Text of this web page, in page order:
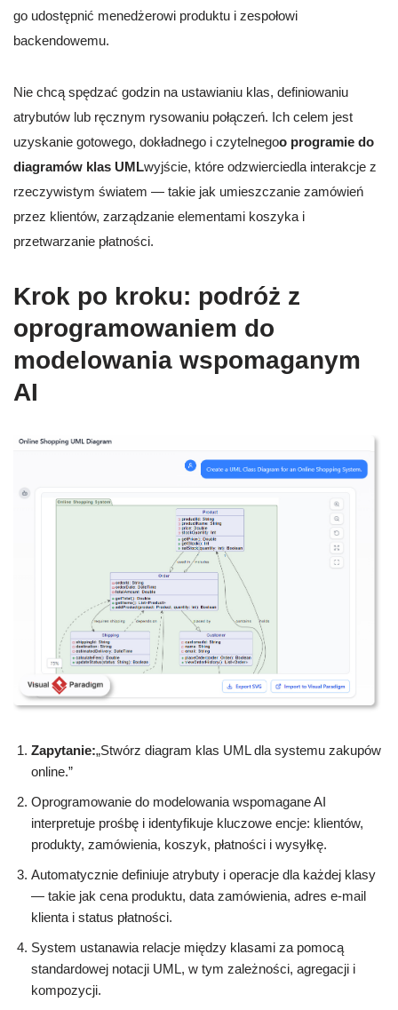
go udostępnić menedżerowi produktu i zespołowi
backendowemu.
Nie chcą spędzać godzin na ustawianiu klas, definiowaniu
atrybutów lub ręcznym rysowaniu połączeń. Ich celem jest
uzyskanie gotowego, dokładnego i czytelnegoo programie do
diagramów klas UMLwyjście, które odzwierciedla interakcje z
rzeczywistym światem — takie jak umieszczanie zamówień
przez klientów, zarządzanie elementami koszyka i
przetwarzanie płatności.
Krok po kroku: podróż z
oprogramowaniem do
modelowania wspomaganym
AI
Zapytanie:„Stwórz diagram klas UML dla systemu zakupów
online.”
Oprogramowanie do modelowania wspomagane AI
interpretuje prośbę i identyfikuje kluczowe encje: klientów,
produkty, zamówienia, koszyk, płatności i wysyłkę.
Automatycznie definiuje atrybuty i operacje dla każdej klasy
— takie jak cena produktu, data zamówienia, adres e-mail
klienta i status płatności.
System ustanawia relacje między klasami za pomocą
standardowej notacji UML, w tym zależności, agregacji i
kompozycji.